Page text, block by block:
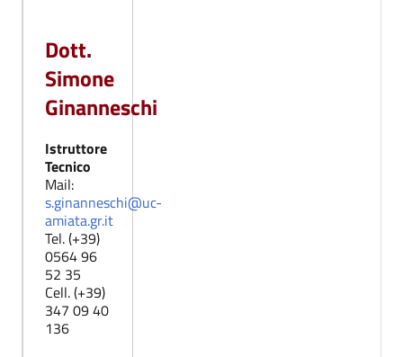
Dott.
Simone
Ginanneschi
Istruttore
Tecnico
Mail:
s.ginanneschi@uc-
amiata.gr.it
Tel. (+39)
0564 96
52 35
Cell. (+39)
347 09 40
136